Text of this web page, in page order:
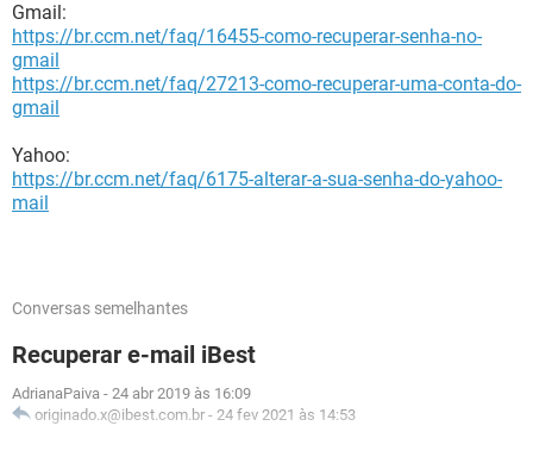
Gmail:
https://br.ccm.net/faq/16455-como-recuperar-senha-no-
gmail
https://br.ccm.net/faq/27213-como-recuperar-uma-conta-do-
gmail
Yahoo:
https://br.ccm.net/faq/6175-alterar-a-sua-senha-do-yahoo-
mail
Conversas semelhantes
Recuperar e-mail iBest
AdrianaPaiva - 24 abr 2019 às 16:09
originado.x@ibest.com.br - 24 fev 2021 às 14:53